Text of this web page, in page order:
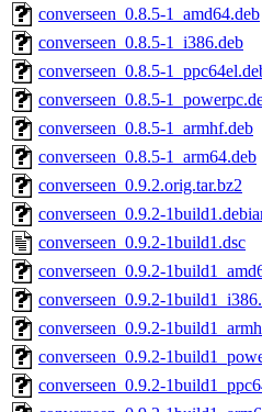
converseen_0.8.5-1_amd64.deb
converseen_0.8.5-1_i386.deb
converseen_0.8.5-
converseen_0.8.5-
converseen_0.8.5-1_armhf.deb
converseen_0.8.5-1_arm64.deb
converseen_0.9.2.orig.tar.bz2
converseen_0.9.2-
converseen_0.9.2-1build1.dsc
converseen_0.9.2-
converseen_0.9.2-
converseen_0.9.2-
converseen_0.9.2-
converseen_0.9.2-